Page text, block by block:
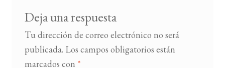
Deja una respuesta
Tu dirección de correo electrónico no será
publicada. Los campos obligatorios están
marcados con *